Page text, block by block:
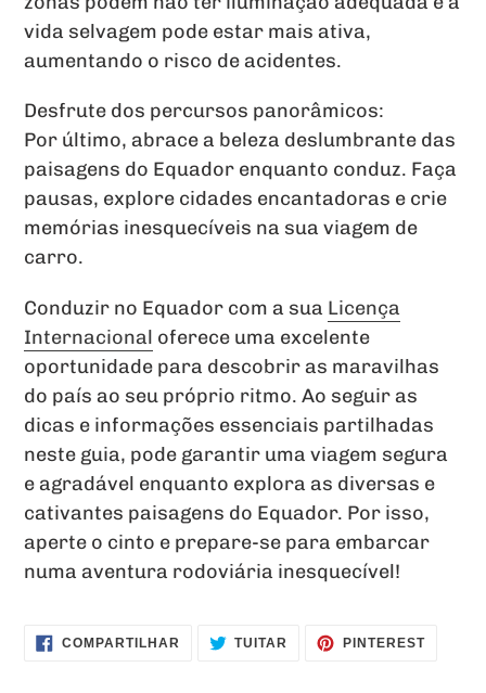
vida selvagem pode estar mais ativa,
aumentando o risco de acidentes.
Desfrute dos percursos panorâmicos:
Por último, abrace a beleza deslumbrante das
paisagens do Equador enquanto conduz. Faça
pausas, explore cidades encantadoras e crie
memórias inesquecíveis na sua viagem de
carro.
Conduzir no Equador com a sua Licença
Internacional oferece uma excelente
oportunidade para descobrir as maravilhas
do país ao seu próprio ritmo. Ao seguir as
dicas e informações essenciais partilhadas
neste guia, pode garantir uma viagem segura
e agradável enquanto explora as diversas e
cativantes paisagens do Equador. Por isso,
aperte o cinto e prepare-se para embarcar
numa aventura rodoviária inesquecível!
COMPARTILHAR COMPARTILHAR
NO
TUITAR TUITAR PINTERESTINCLUIR